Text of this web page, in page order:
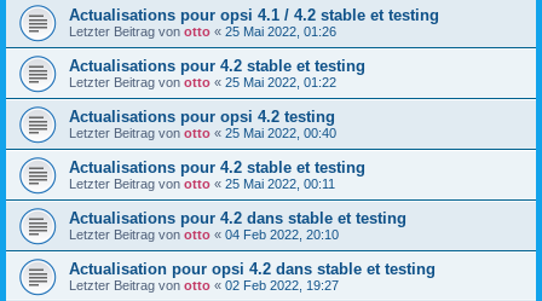
Actualisations pour opsi 4.1 / 4.2 stable et testing
Letzter Beitrag von otto « 25 Mai 2022, 01:26
Actualisations pour 4.2 stable et testing
Letzter Beitrag von otto « 25 Mai 2022, 01:22
Actualisations pour opsi 4.2 testing
Letzter Beitrag von otto « 25 Mai 2022, 00:40
Actualisations pour 4.2 stable et testing
Letzter Beitrag von otto « 25 Mai 2022, 00:11
Actualisations pour 4.2 dans stable et testing
Letzter Beitrag von otto « 04 Feb 2022, 20:10
Actualisation pour opsi 4.2 dans stable et testing
Letzter Beitrag von otto « 02 Feb 2022, 19:27